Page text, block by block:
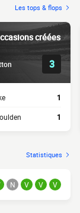
Les tops & flops
créées
3
1
1
Statistiques
N V V V